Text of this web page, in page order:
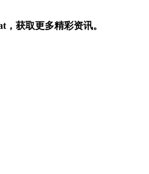
，获取更多精彩资讯。